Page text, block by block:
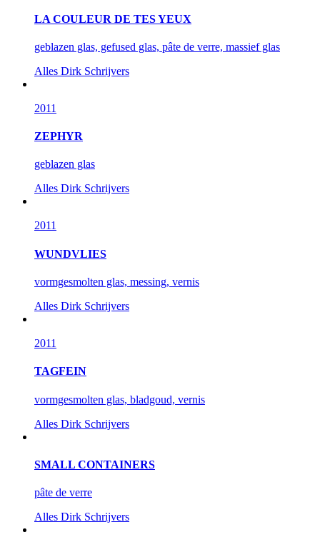
LA COULEUR DE TES YEUX
geblazen glas, gefused glas, pâte de verre, massief glas
Alles Dirk Schrijvers
2011
ZEPHYR
geblazen glas
Alles Dirk Schrijvers
2011
WUNDVLIES
vormgesmolten glas, messing, vernis
Alles Dirk Schrijvers
2011
TAGFEIN
vormgesmolten glas, bladgoud, vernis
Alles Dirk Schrijvers
SMALL CONTAINERS
pâte de verre
Alles Dirk Schrijvers